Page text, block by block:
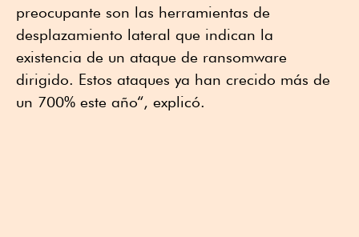
preocupante son las herramientas de
desplazamiento lateral que indican la
existencia de un ataque de ransomware
dirigido. Estos ataques ya han crecido más de
un 700% este año“, explicó.